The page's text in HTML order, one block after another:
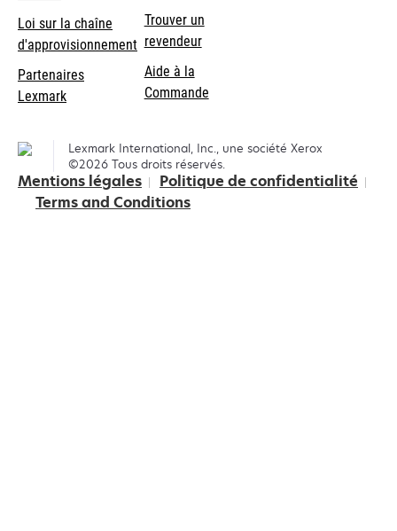
Loi sur la chaîne
d'approvisionnement
Partenaires
Lexmark
onglet
Trouver un
revendeur
Aide à la
Commande
Lexmark International, Inc., une société Xerox
©2026 Tous droits réservés.
Mentions légales
Politique de confidentialité
Terms and Conditions